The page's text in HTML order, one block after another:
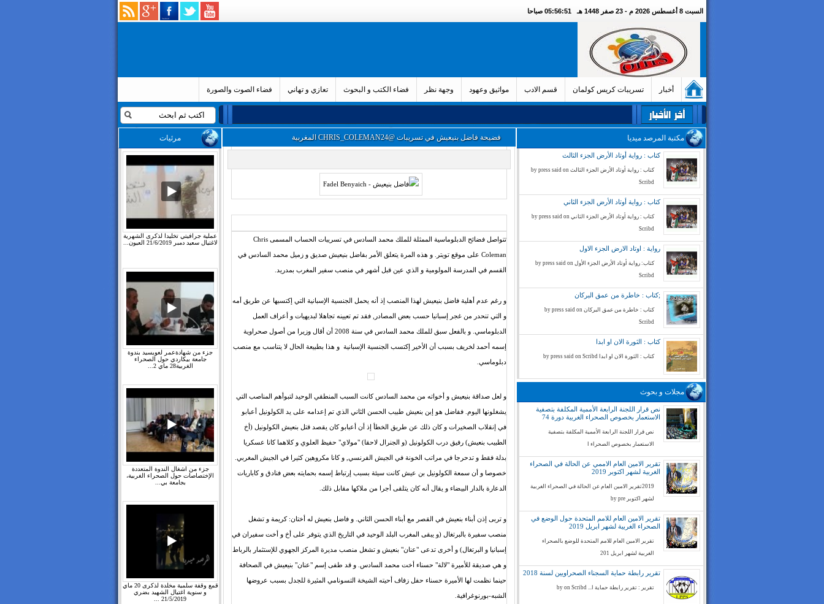
السبت 8 أغسطس 2026 م - 23 صفر 1448 هـ 05:56:52 صباحا
أخبار تسريبات كريس كولمان قسم الادب مواثيق وعهود وجهة نظر فضاء الكتب و البحوث تعازي و تهاني فضاء الصوت والصورة
مكتبة المرصد ميديا
كتاب : رواية أوتاد الأرض الجزء الثالث
كتاب : رواية أوتاد الأرض الجزء الثالث by press said on
Scribd
كتاب : رواية أوتاد الأرض الجزء الثاني
كتاب : رواية أوتاد الأرض الجزء الثاني by press said on
Scribd
رواية : اوتاد الارض الجزء الاول
كتاب: رواية أوتاد الأرض الجزء الأول by press said on
Scribd
;كتاب : خاطرة من عمق البركان
كتاب : خاطرة من عمق البركان by press said on
Scribd
كتاب : الثورة الان او ابدا
كتاب : الثورة الان او ابدا by press said on Scribd
مجلات و بحوث
نص قرار اللجنة الرابعة الأممية المكلفة بتصفية
الاستعمار بخصوص الصحراء الغربية دورة 74
نص قرار اللجنة الرابعة الأممية المكلفة بتصفية
الاستعمار بخصوص الصحراء ا
تقرير الامين العام الاممي عن الحالة في الصحراء
الغربية لشهر اكتوبر 2019
2019تقرير الامين العام عن الحالة في الصحراء الغربية
لشهر اكتوبر by pre
تقرير الامين العام للامم المتحدة حول الوضع في
الصحراء الغربية لشهر ابريل 2019
تقرير الامين العام للامم المتحدة للوضع بالصحراء
الغربية لشهر ابريل 201
تقرير رابطة حماية السجناء الصحراويين لسنة 2018
تقرير : تقرير رابطة حماية ا... by on Scribd
مرئيات
عملية جرافيتي تخليدا لذكرى الشهرية
لاغتيال سعيد دمبر 21/6/2019 العيون...
جزء من شهادةعمر لعويسيد بندوة
جامعة بيكاردي حول الصحراء
الغربية28 ماي 2...
جزء من اشغال الندوة المتعددة
الإختصاصات حول الصحراء الغربية،
بجامعة بي...
قمع وقفة سلمية مخلدة لذكرى 20 ماي
و سنوية اغتيال الشهيد بضري
21/5/2019 ...
فضيحة فاضل بنيعيش في تسريبات @CHRIS_COLEMAN24 المغربية
تتواصل فضائح الدبلوماسية الممثلة للملك محمد السادس في تسريبات الحساب المسمى Chris
Coleman على موقع تويتر. و هذه المرة يتعلق الأمر بفاضل بنيعيش صديق و زميل محمد السادس في
القسم في المدرسة المولومية و الذي عين قبل أشهر في منصب سفير المغرب بمدريد.
و رغم عدم أهلية فاضل بنيعيش لهذا المنصب إذ أنه يحمل الجنسية الإسبانية التي إكتسبها عن طريق أمه
و التي تنحدر من غجر إسبانيا حسب بعض المصادر, فقد تم تعيينه تجاهلا لبديهيات و أعراف العمل
الدبلوماسي. و بالفعل سبق للملك محمد السادس في سنة 2008 أن أقال وزيرا من أصول صحراوية
إسمه أحمد لخريف بسبب أن الأخير إكتسب الجنسية الإسبانية و هذا بطبيعة الحال لا يتناسب مع منصب
دبلوماسي.
و لعل صداقة بنيعيش و أخواته من محمد السادس كانت السبب المنطقي الوحيد لتبوأهم المناصب التي
يشغلونها اليوم. ففاضل هو إبن بنعيش طبيب الحسن الثاني الذي تم إعدامه على يد الكولونيل أعبابو
في إنقلاب الصخيرات و كان ذلك عن طريق الخطأ إذ أن أعبابو كان يقصد قتل بنعيش الكولونيل (أخ
الطبيب بنعيش) رفيق درب الكولونيل (و الجنرال لاحقا) "مولاي" حفيظ العلوي و كلاهما كانا عسكريا
بدلة فقط و تدحرجا في مراتب الخونة في الجيش الفرنسي, و كانا مكروهين كثيرا في الجيش المغربي.
خصوصا و أن سمعة الكولونيل بن عيش كانت سيئة بسبب إرتباط إسمه بحمايته بعض فنادق و كاباريات
الدعارة بالدار البيضاء و يقال أنه كان يتلقى أجرا من ملاكها مقابل ذلك.
و تربى إذن أبناء بنعيش في القصر مع أبناء الحسن الثاني. و فاضل بنعيش له أختان: كريمة و تشغل
منصب سفيرة بالبرتغال (و يبقى المغرب البلد الوحيد في التاريخ الذي يتوفر على أخ و أخت سفيران في
إسبانيا و البرتغال) و أخرى تدعى "عنان" بنعيش و تشغل منصب مديرة المركز الجهوي للإستثمار بالرباط
و هي صديقة للأميرة "لالة" حسناء أخت محمد السادس. و قد طفى إسم "عنان" بنيعيش في الصحافة
حينما نظمت لها الأميرة حسناء حفل زفاف أحيته الشيخة التسونامي المثيرة للجدل بسبب عروضها
الشبه-بورنوغرافية.